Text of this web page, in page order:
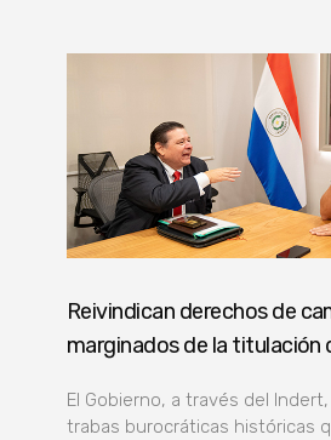
Reivindican derechos de
marginados de la titulación
El Gobierno, a través del
trabas burocráticas históricas